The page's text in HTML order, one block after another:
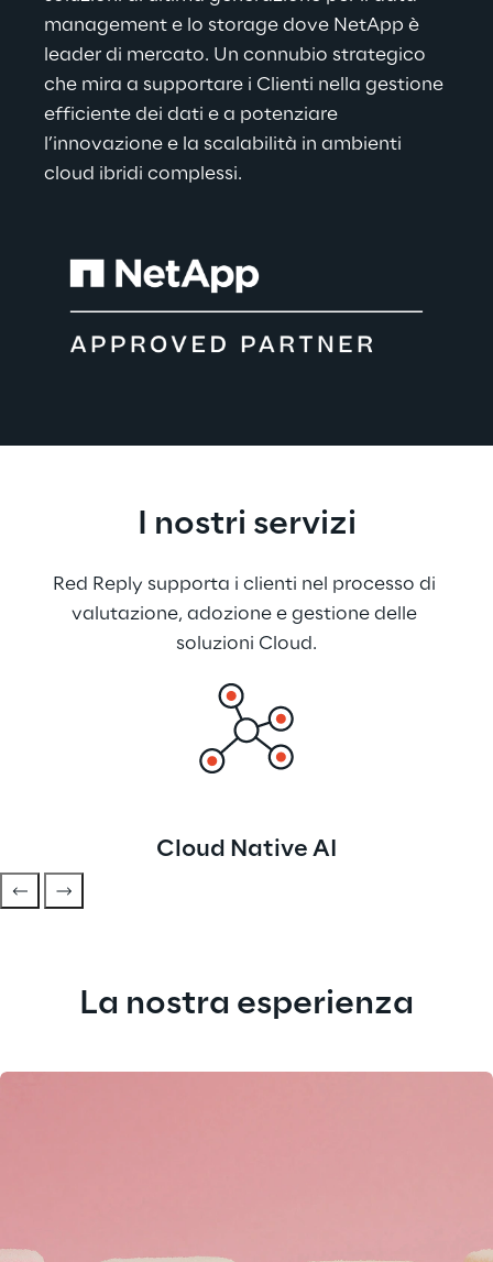
management e lo storage dove NetApp è
leader di mercato. Un connubio strategico
che mira a supportare i Clienti nella gestione
efficiente dei dati e a potenziare
l’innovazione e la scalabilità in ambienti
cloud ibridi complessi.
I nostri servizi
Red Reply supporta i clienti nel processo di
valutazione, adozione e gestione delle
soluzioni Cloud.
Cloud Native AI
La nostra esperienza